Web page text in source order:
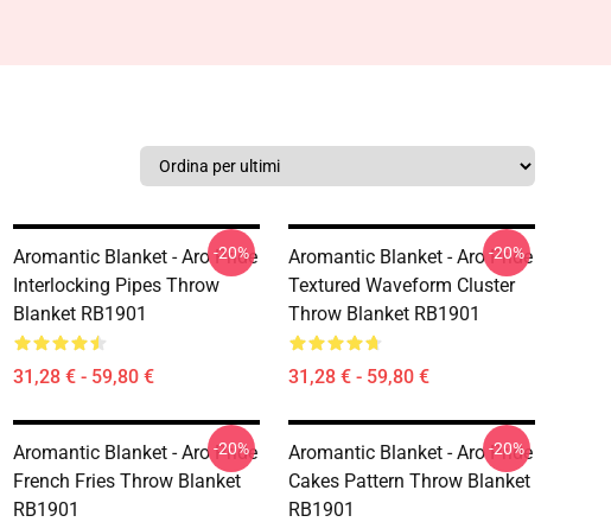
Aromantic Blanket - Aro Pride
Interlocking Pipes Throw
Blanket RB1901
31,28 € - 59,80 €
-20%
Aromantic Blanket - Aro Pride
Textured Waveform Cluster
Throw Blanket RB1901
31,28 € - 59,80 €
-20%
Aromantic Blanket - Aro Pride
French Fries Throw Blanket
RB1901
-20%
Aromantic Blanket - Aro Pride
Cakes Pattern Throw Blanket
RB1901
-20%